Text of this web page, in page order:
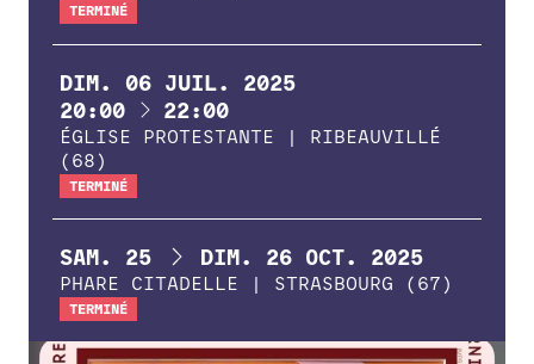
TERMINÉ
DIM. 06 JUIL.
2025
20:00
À 22:00
ÉGLISE PROTESTANTE | RIBEAUVILLÉ
(68)
TERMINÉ
DU
SAM. 25 AU
DIM. 26 OCT. 2025
PHARE CITADELLE | STRASBOURG (67)
TERMINÉ